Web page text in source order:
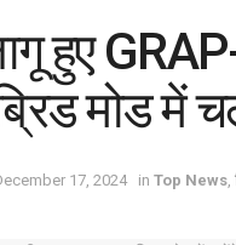
हुए
मोड में
17, 2024 in Top News